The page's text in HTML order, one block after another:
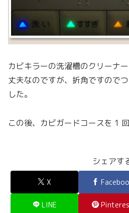
カビキラーの洗濯槽のクリーナ
丈夫なのですが、折角ですので
した。
この後、カビガードコースを 1
シェアす
X
LINE